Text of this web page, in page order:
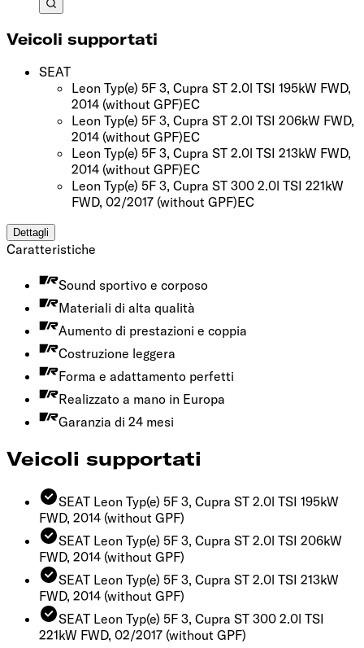
Veicoli supportati
SEAT
Leon Typ(e) 5F 3, Cupra ST 2.0l TSI 195kW FWD,
2014 (without GPF)EC
Leon Typ(e) 5F 3, Cupra ST 2.0l TSI 206kW FWD,
2014 (without GPF)EC
Leon Typ(e) 5F 3, Cupra ST 2.0l TSI 213kW FWD,
2014 (without GPF)EC
Leon Typ(e) 5F 3, Cupra ST 300 2.0l TSI 221kW
FWD, 02/2017 (without GPF)EC
Dettagli
Caratteristiche
Sound sportivo e corposo
Materiali di alta qualità
Aumento di prestazioni e coppia
Costruzione leggera
Forma e adattamento perfetti
Realizzato a mano in Europa
Garanzia di 24 mesi
Veicoli supportati
SEAT Leon Typ(e) 5F 3, Cupra ST 2.0l TSI 195kW
FWD, 2014 (without GPF)
SEAT Leon Typ(e) 5F 3, Cupra ST 2.0l TSI 206kW
FWD, 2014 (without GPF)
SEAT Leon Typ(e) 5F 3, Cupra ST 2.0l TSI 213kW
FWD, 2014 (without GPF)
SEAT Leon Typ(e) 5F 3, Cupra ST 300 2.0l TSI
221kW FWD, 02/2017 (without GPF)